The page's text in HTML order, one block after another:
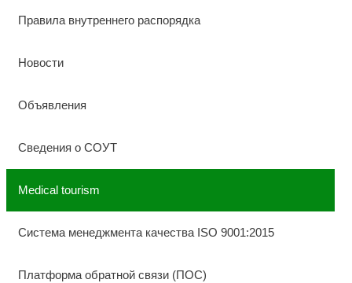
Правила внутреннего распорядка
Новости
Объявления
Сведения о СОУТ
Medical tourism
Система менеджмента качества ISO 9001:2015
Платформа обратной связи (ПОС)